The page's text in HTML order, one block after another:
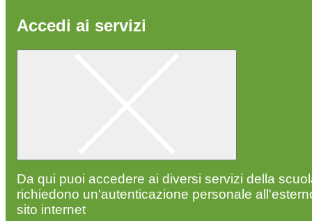
Accedi ai servizi
Da qui puoi accedere ai diversi servizi della
richiedono un'autenticazione personale
sito internet